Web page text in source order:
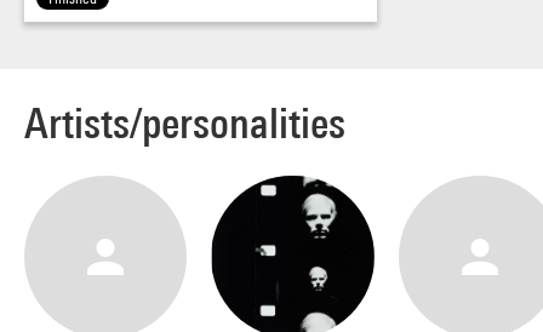
Artists/personalities